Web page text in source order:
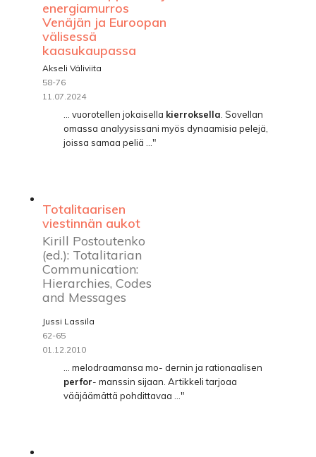
energiamurros
Venäjän ja Euroopan
välisessä
kaasukaupassa
Akseli Väliviita
58-76
11.07.2024
... vuorotellen jokaisella kierroksella . Sovellan
omassa analyysissani myös dynaamisia pelejä,
joissa samaa peliä ..."
Totalitaarisen
viestinnän aukot
Kirill Postoutenko
(ed.): Totalitarian
Communication:
Hierarchies, Codes
and Messages
Jussi Lassila
62-65
01.12.2010
... melodraamansa mo- dernin ja rationaalisen
perfor- manssin sijaan. Artikkeli tarjoaa
vääjäämättä pohdittavaa ..."